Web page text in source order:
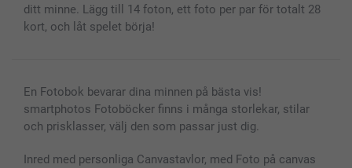
Alla fotoprodukter
ditt minne. Lägg till 14 foton, ett foto per par för totalt 28
kort, och låt spelet börja!
En Fotobok bevarar dina minnen på bästa vis!
smartphotos Fotoböcker finns i många storlekar, stilar
och prisklasser, välj den som passar just dig.
Inred med personliga Canvastavlor, med Foto på canvas